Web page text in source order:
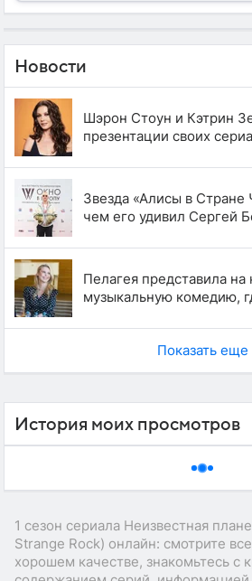
Новости
Шэрон Стоун и Кэтрин
презентации своих
Звезда «Алисы в Стране
чем его удивил Сергей
Пелагея представила на
музыкальную комедию,
Показать еще
История моих просмотров
1 сезон сериала Неизвестная
Strange Rock) онлайн: смотрите
хорошем качестве, знакомьтесь с